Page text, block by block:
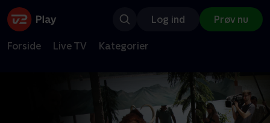
Log ind Prøv nu
Forside Live TV Kategorier